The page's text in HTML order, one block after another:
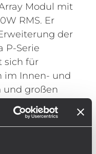
Modul mit
RMS. Er
der
P-Serie
sich für
im Innen- und
und großen
Audioqualität.